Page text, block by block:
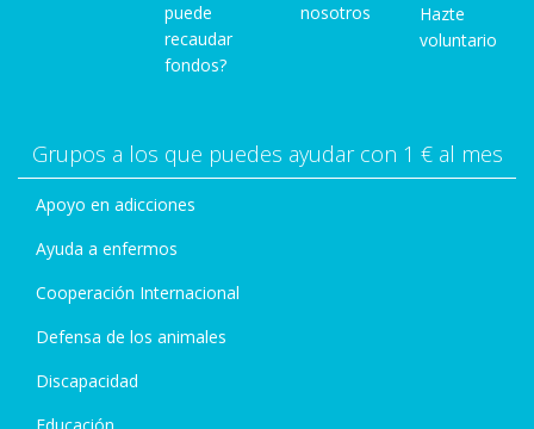
https://www.facebook.com/docatmultiespacio/pos
ts/1757652651068816
Animal/photos/a.2236623459760239/30140815153
puede
recaudar
fondos?
nosotros
Hazte
voluntario
Grupos a los que puedes ayudar con 1 € al mes
Apoyo en adicciones
Ayuda a enfermos
Cooperación Internacional
Defensa de los animales
Discapacidad